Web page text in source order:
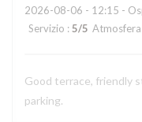
2026-08-06 - 12:15 -
Servizio : 5/5 Atmosfera
Good terrace, friendly
parking.